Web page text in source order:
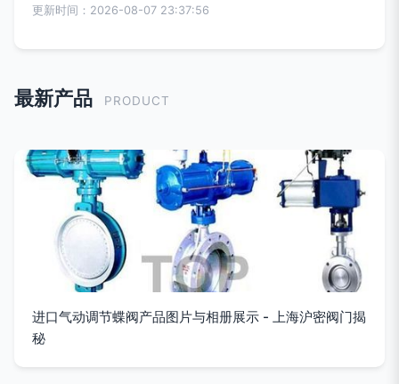
更新时间：2026-08-07 23:37:56
最新产品 PRODUCT
进口气动调节蝶阀产品图片与相册展示 - 上海沪密阀门揭
秘